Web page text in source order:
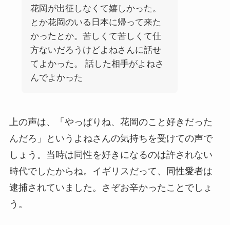
花岡が出征しなくて嬉しかった。
とか花岡のいる日本に帰って来た
かったとか。苦しくて苦しくて仕
方ないだろうけどよねさんに話せ
てよかった。 話した相手がよねさ
んでよかった
上の声は、「やっぱりね、花岡のこと好きだった
んだろ」というよねさんの気持ちを受けての声で
しょう。当時は同性を好きになるのは許されない
時代でしたからね。イギリスだって、同性愛者は
逮捕されていました。さぞお辛かったことでしょ
う。